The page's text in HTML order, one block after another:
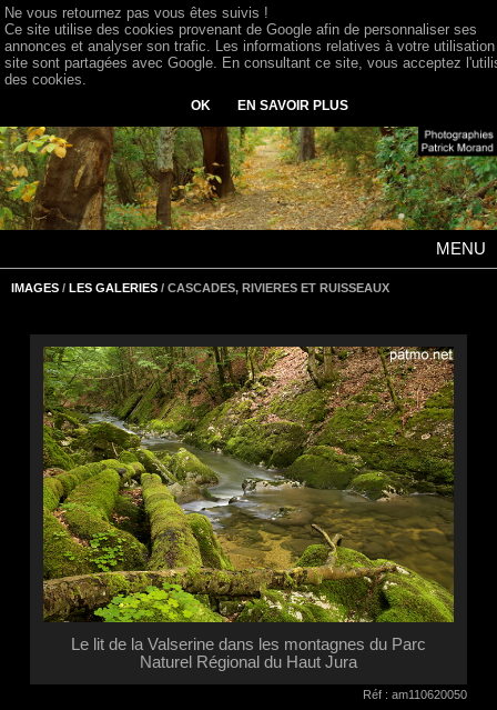
MENU
IMAGES / LES GALERIES / CASCADES, RIVIERES ET RUISSEAUX
Le lit de la Valserine dans les montagnes du Parc
Naturel Régional du Haut Jura
Réf : am110620050
Ne vous retournez pas vous êtes suivis !
Ce site utilise des cookies provenant de Google afin de personnaliser ses
annonces et analyser son trafic. Les informations relatives à votre
site sont partagées avec Google. En consultant ce site, vous acceptez
des cookies.
OK EN SAVOIR PLUS